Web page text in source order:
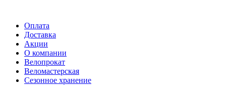
Оплата
Доставка
Акции
О компании
Велопрокат
Веломастерская
Сезонное хранение